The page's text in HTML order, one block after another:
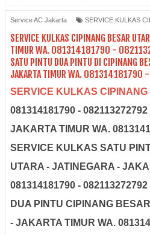
Service AC Jakarta SERVICE KULKAS
SERVICE KULKAS CIPINANG BESAR
TIMUR WA. 081314181790 -
SATU PINTU DUA PINTU DI CIPINANG
JAKARTA TIMUR WA.
SERVICE KULKAS
081314181790 -
JAKARTA TIMUR WA.
SERVICE KULKAS SATU
UTARA - JATINEGARA -
081314181790 -
DUA PINTU CIPINANG
- JAKARTA TIMUR WA.